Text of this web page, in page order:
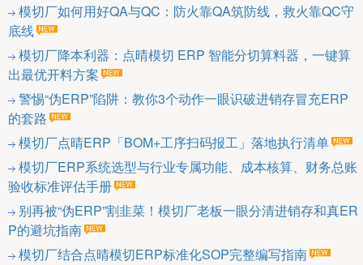
模切厂如何用好QA与QC：防火靠QA筑防线，救火靠QC守
底线
模切厂降本利器：点晴模切 ERP 智能分切算料器，一键算
出最优开料方案
警惕“伪ERP”陷阱：教你3个动作一眼识破进销存冒充ERP
的套路
模切厂点晴ERP「BOM+工序扫码报工」落地执行清单
模切厂ERP系统选型与行业专属功能、成本核算、财务总账
验收标准评估手册
别再被“伪ERP”割韭菜！模切厂老板一眼分清进销存和真ER
P的避坑指南
模切厂结合点晴模切ERP标准化SOP完整编写指南